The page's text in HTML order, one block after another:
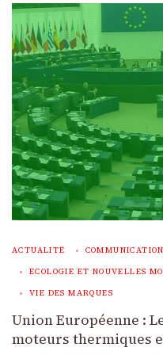
ACTUALITÉ COMMUNICATION
ECOLOGIE ET NOUVELLES
VIE DES MARQUES
Union Européenne :
moteurs thermiques